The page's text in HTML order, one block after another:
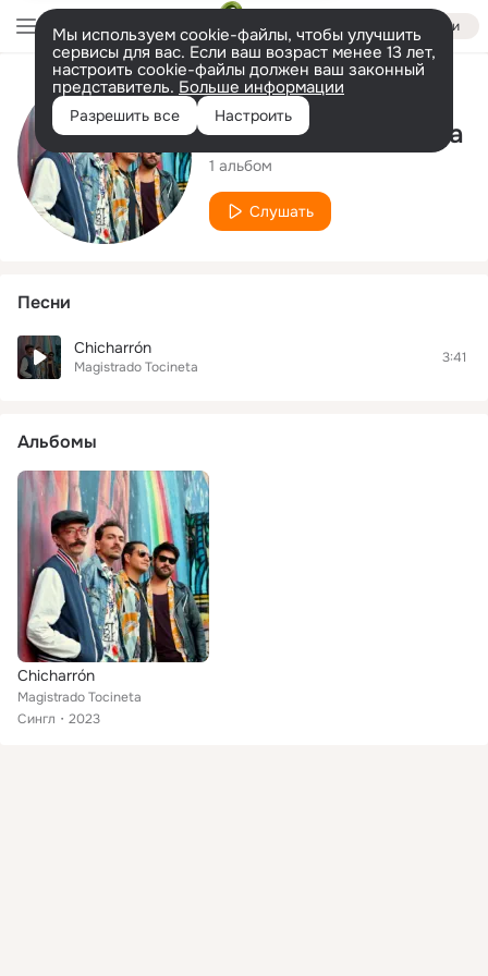
Войти
Мы используем cookie-файлы, чтобы улучшить
сервисы для вас. Если ваш возраст менее 13 лет,
настроить cookie-файлы должен ваш законный
представитель. Больше информации
Разрешить все Настроить
Исполнитель
Magistrado Tocineta
1 альбом
Слушать
Песни
Chicharrón
Magistrado Tocineta
3:41
Альбомы
Chicharrón
Magistrado Tocineta
Сингл
2023